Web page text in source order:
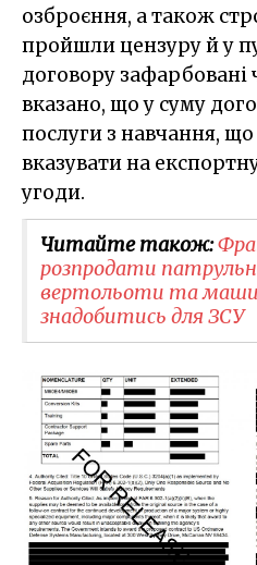
озброєння, а також
пройшли цензуру й у
договору
вказано, що у суму
послуги з навчання,
вказувати на
угоди.
Читайте також:
розпродати
вертольоти та
знадобитись для ЗСУ